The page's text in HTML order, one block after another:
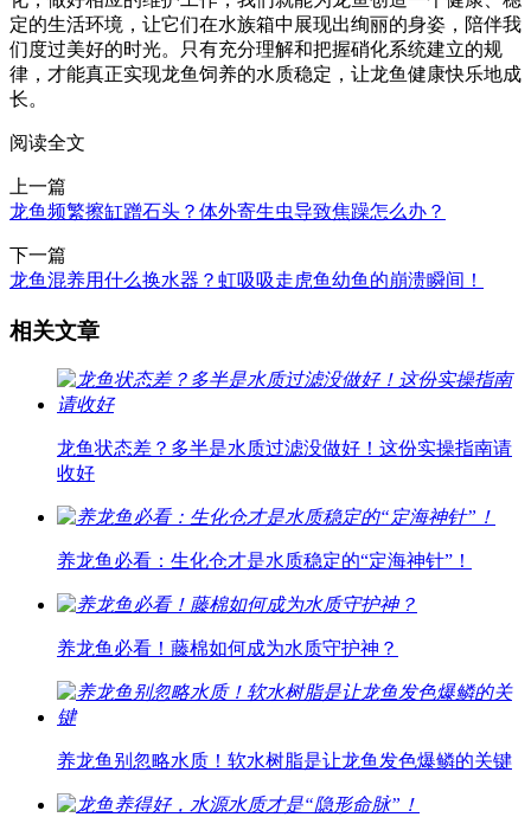
定的生活环境，让它们在水族箱中展现出绚丽的身姿，陪伴我
们度过美好的时光。只有充分理解和把握硝化系统建立的规
律，才能真正实现龙鱼饲养的水质稳定，让龙鱼健康快乐地成
长。
阅读全文
上一篇
龙鱼频繁擦缸蹭石头？体外寄生虫导致焦躁怎么办？
下一篇
龙鱼混养用什么换水器？虹吸吸走虎鱼幼鱼的崩溃瞬间！
相关文章
龙鱼状态差？多半是水质过滤没做好！这份实操指南请
收好
养龙鱼必看：生化仓才是水质稳定的“定海神针”！
养龙鱼必看！藤棉如何成为水质守护神？
养龙鱼别忽略水质！软水树脂是让龙鱼发色爆鳞的关键